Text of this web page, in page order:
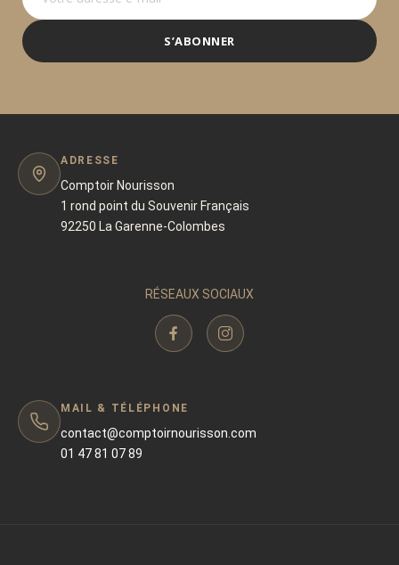
S’ABONNER
ADRESSE
Comptoir Nourisson
1 rond point du Souvenir Français
92250 La Garenne-Colombes
RÉSEAUX SOCIAUX
MAIL & TÉLÉPHONE
contact@comptoirnourisson.com
01 47 81 07 89